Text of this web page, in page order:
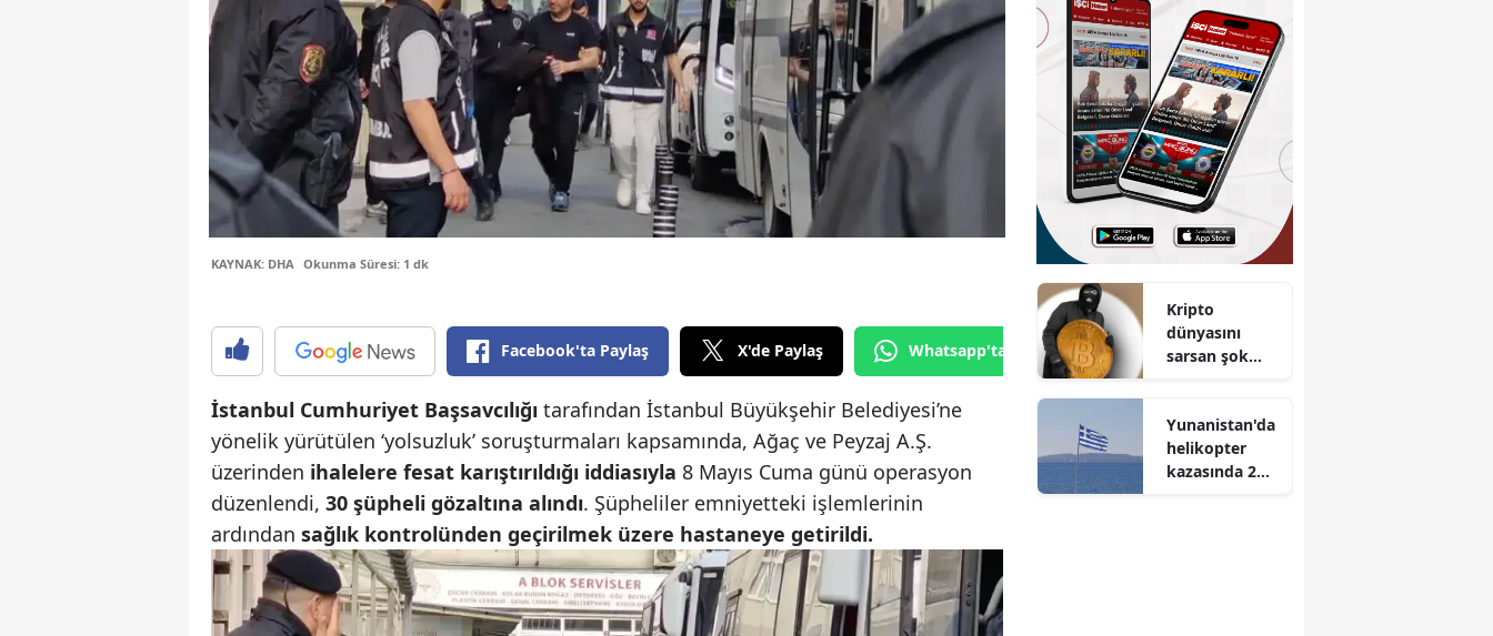
Çorum
Denizli
Diyarbakır
Edirne
Elazığ
Eskişehir
Gaziantep
Giresun
Gümüşhane
Hakkari
Hatay
Isparta
KAYNAK: DHA Okunma Süresi: 1 dk
Facebook'ta Paylaş X'de Paylaş Whatsapp'tan Gönder
İstanbul Cumhuriyet Başsavcılığı tarafından İstanbul Büyükşehir Belediyesi’ne
yönelik yürütülen ‘yolsuzluk’ soruşturmaları kapsamında, Ağaç ve Peyzaj A.Ş.
üzerinden ihalelere fesat karıştırıldığı iddiasıyla 8 Mayıs Cuma günü operasyon
düzenlendi, 30 şüpheli gözaltına alındı. Şüpheliler emniyetteki işlemlerinin
ardından sağlık kontrolünden geçirilmek üzere hastaneye getirildi.
Kripto
dünyasını
sarsan şok
güvenli
sanılan
cüzdanı
Yunanistan'da
helikopter
kazasında 2